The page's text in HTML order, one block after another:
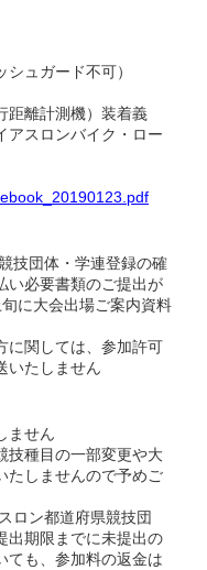
ュガード不可）
距離計測機）装着義
アスロンバイク・ロー
技団体・学連登録の確
い必要書類のご提出が
に大会出場ご案内資料
に関しては、参加許可
いたしません
ません
技種目の一部変更や大
たしませんので予めご
ロン都道府県競技団
出期限までに未提出の
ても、参加料の返金は